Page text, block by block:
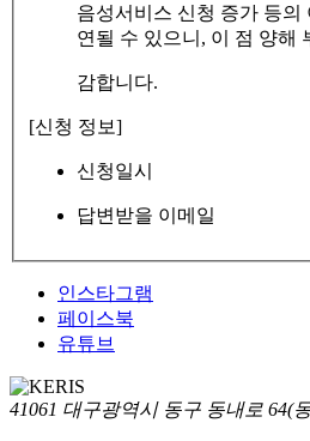
음성서비스 신청 증가 등의
연될 수 있으니, 이 점 양해
감합니다.
[신청 정보]
신청일시
답변받을 이메일
인스타그램
페이스북
유튜브
41061 대구광역시 동구 동내로 64(